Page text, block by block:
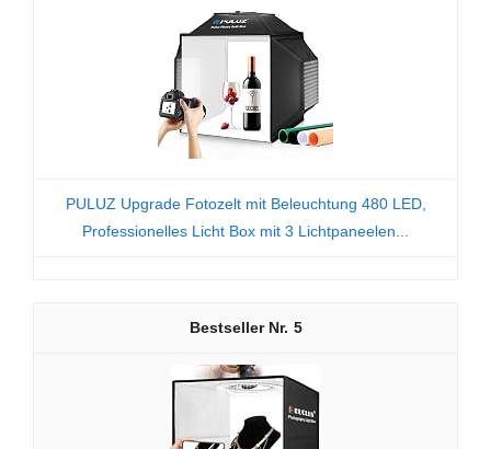
PULUZ Upgrade Fotozelt mit Beleuchtung 480 LED,
Professionelles Licht Box mit 3 Lichtpaneelen...
5